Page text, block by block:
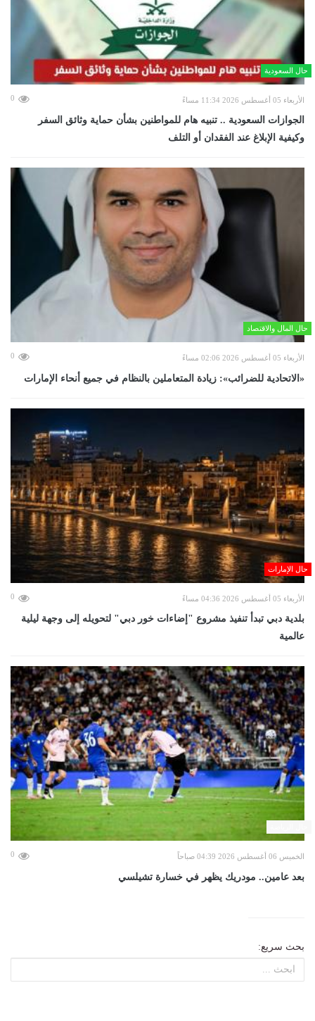
حال السعودية
الأربعاء 05 أغسطس 2026 11:34 مساءً 0
الجوازات السعودية .. تنبيه هام للمواطنين بشأن حماية وثائق السفر
وكيفية الإبلاغ عند الفقدان أو التلف
حال المال والاقتصاد
الأربعاء 05 أغسطس 2026 02:06 مساءً 0
«الاتحادية للضرائب»: زيادة المتعاملين بالنظام في جميع أنحاء الإمارات
حال الإمارات
الأربعاء 05 أغسطس 2026 04:36 مساءً 0
بلدية دبي تبدأ تنفيذ مشروع "إضاءات خور دبي" لتحويله إلى وجهة ليلية
عالمية
الخميس 06 أغسطس 2026 04:39 صباحاً 0
بعد عامين.. مودريك يظهر في خسارة تشيلسي
بحث سريع: